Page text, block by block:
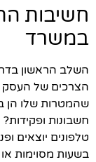
חשיבות
במשרד
השלב הראשון
הצרכים של העסק
שהמטרות שלו הן
חשבונות
טלפונים יוצאים
בשעות מסוימות